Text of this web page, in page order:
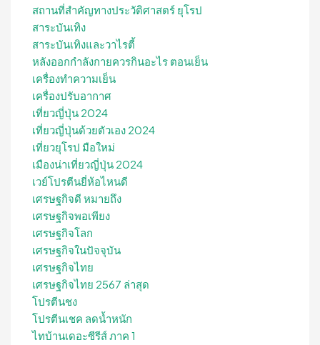
สถานที่สําคัญทางประวัติศาสตร์ ยุโรป
สาระบันเทิง
สาระบันเทิงและวาไรตี้
หลังออกกําลังกายควรกินอะไร ตอนเย็น
เครื่องทำความเย็น
เครื่องปรับอากาศ
เที่ยวญี่ปุ่น 2024
เที่ยวญี่ปุ่นด้วยตัวเอง 2024
เที่ยวยุโรป มือใหม่
เมืองน่าเที่ยวญี่ปุ่น 2024
เวย์โปรตีนยี่ห้อไหนดี
เศรษฐกิจดี หมายถึง
เศรษฐกิจพอเพียง
เศรษฐกิจโลก
เศรษฐกิจในปัจจุบัน
เศรษฐกิจไทย
เศรษฐกิจไทย 2567 ล่าสุด
โปรตีนชง
โปรตีนเชค ลดน้ำหนัก
ไทบ้านเดอะซีรีส์ ภาค 1